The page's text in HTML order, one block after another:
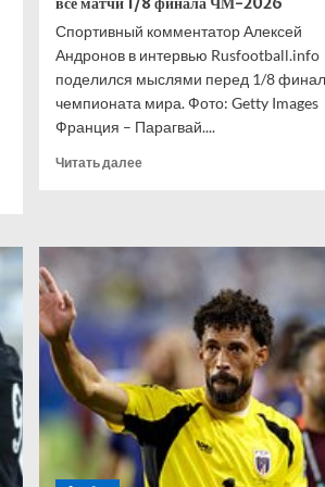
Спортивный комментатор Алексей
Андронов в интервью Rusfootball.info
поделился мыслями перед 1/8
чемпионата мира. Фото: Getty Images
Франция – Парагвай....
Читать далееПрочитать
прогноз
на
все
матчи
1/8
финала
ЧМ-2026